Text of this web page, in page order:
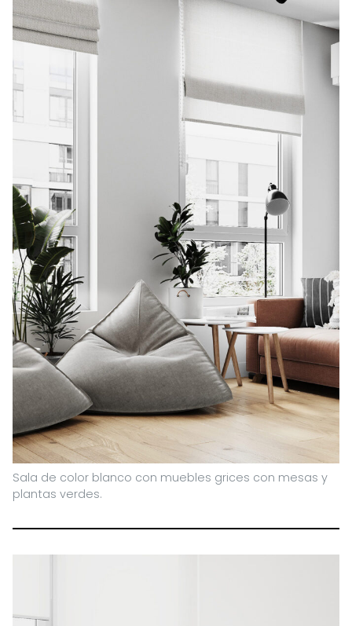
Sala de color blanco con muebles grices con mesas y
plantas verdes.